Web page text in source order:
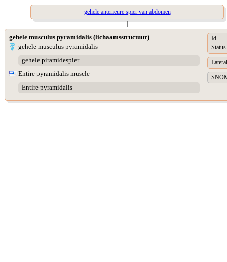
gehele anterieure spier van abdomen
|
gehele musculus pyramidalis (lichaamsstructuur)
gehele musculus pyramidalis
gehele piramidespier
Entire pyramidalis muscle
Entire pyramidalis
Id
Status